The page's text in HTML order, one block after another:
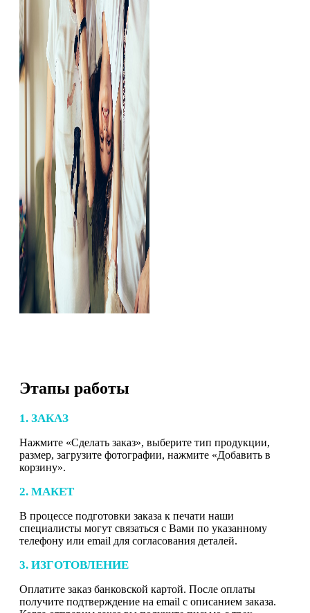
Этапы работы
1. ЗАКАЗ
Нажмите «Сделать заказ», выберите тип продукции,
размер, загрузите фотографии, нажмите «Добавить в
корзину».
2. МАКЕТ
В процессе подготовки заказа к печати наши
специалисты могут связаться с Вами по указанному
телефону или email для согласования деталей.
3. ИЗГОТОВЛЕНИЕ
Оплатите заказ банковской картой. После оплаты
получите подтверждение на email с описанием заказа.